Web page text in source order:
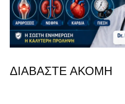
ΔΙΑΒΑΣΤΕ ΑΚΟΜΗ